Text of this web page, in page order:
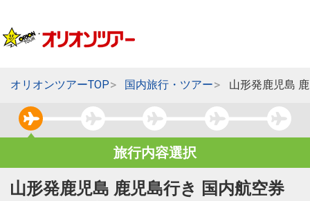
オリオンツアーTOP 国内旅行・ツアー 山形発鹿児島
旅行内容選択
山形発鹿児島 鹿児島行き 国内航空券